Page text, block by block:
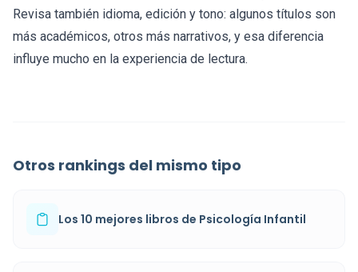
Revisa también idioma, edición y tono: algunos títulos son
más académicos, otros más narrativos, y esa diferencia
influye mucho en la experiencia de lectura.
Otros rankings del mismo tipo
Los 10 mejores libros de Psicología Infantil